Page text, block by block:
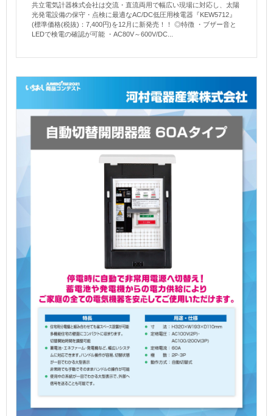
共立電気計器株式会社は交流・直流両用で幅広い現場に対応し、太陽
光発電設備の保守・点検に最適なAC/DC低圧用検電器『KEW5712』
(標準価格(税抜)：7,400円)を12月に新発売！！ ◎特徴 ・ブザー音と
LEDで検電の確認が可能 ・AC80V～600V/DC...